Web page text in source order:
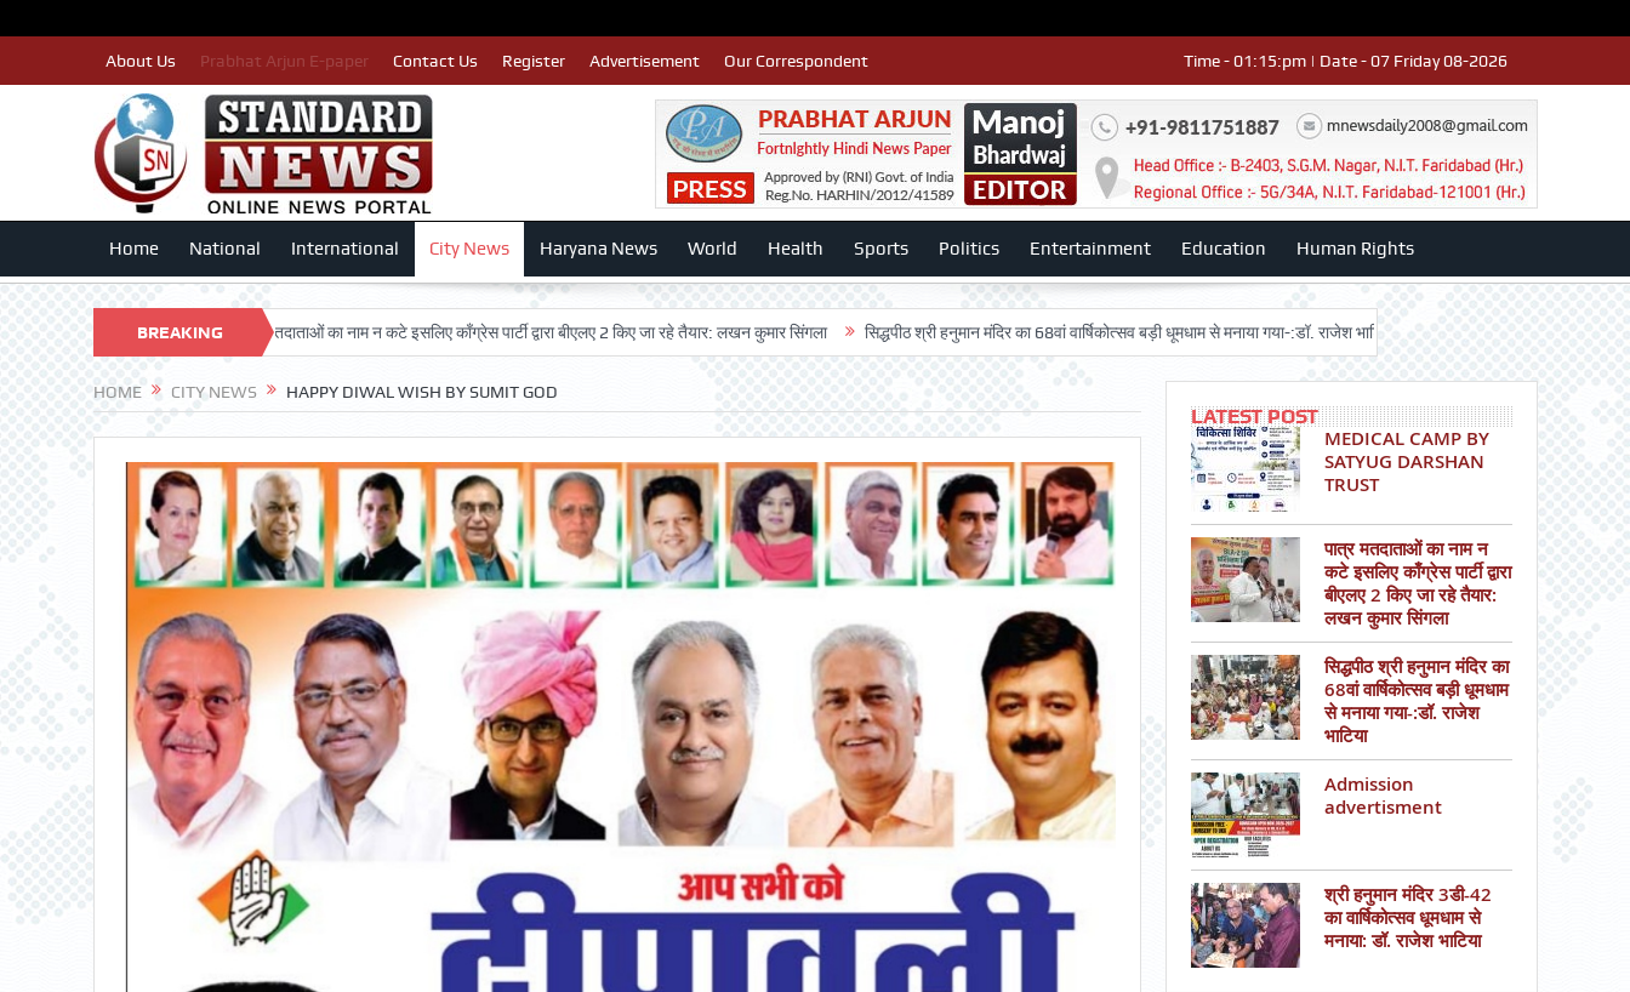
About Us Prabhat Arjun E-paper Contact Us Register Advertisement Our Correspondent Time - 01:15:pm | Date - 07 Friday 08-2026
Home National International City News Haryana News World Health Sports Politics Entertainment Education Human Rights
BREAKING
NEWS
TRUST पात्र मतदाताओं का नाम न कटे इसलिए काँग्रेस पार्टी द्वारा बीएलए 2 किए जा रहे तैयार: लखन कुमार सिंगला सिद्धपीठ श्री हनुमान मंदिर का 68वां वार्षिकोत्सव बड़ी धूमधाम से मनाया गया-:डॉ. राजेश भाटिया Admission advertisment श्री
HOME CITY NEWS HAPPY DIWAL WISH BY SUMIT GOD
LATEST POST
MEDICAL CAMP BY
SATYUG DARSHAN
TRUST
पात्र मतदाताओं का नाम न
कटे इसलिए काँग्रेस पार्टी द्वारा
बीएलए 2 किए जा रहे तैयार:
लखन कुमार सिंगला
सिद्धपीठ श्री हनुमान मंदिर का
68वां वार्षिकोत्सव बड़ी धूमधाम
से मनाया गया-:डॉ. राजेश
भाटिया
Admission
advertisment
श्री हनुमान मंदिर 3डी-42
का वार्षिकोत्सव धूमधाम से
मनाया: डॉ. राजेश भाटिया